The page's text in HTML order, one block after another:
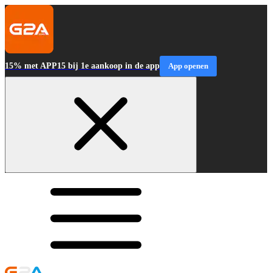
15% met APP15 bij 1e aankoop in de app App openen